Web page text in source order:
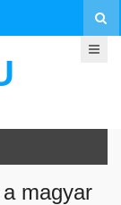
magyar